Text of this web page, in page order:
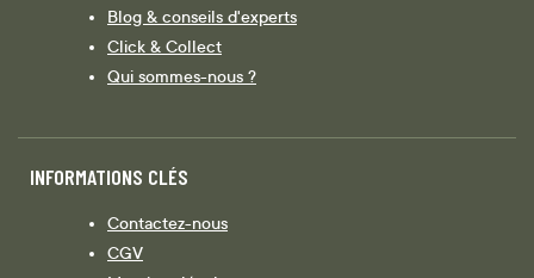
Blog & conseils d'experts
Click & Collect
Qui sommes-nous ?
INFORMATIONS CLÉS
Contactez-nous
CGV